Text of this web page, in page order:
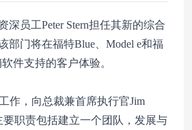
深员工Peter Stern担任其新的综合
部门将在福特Blue、Model e和福
件支持的客户体验。
作，向总裁兼首席执行官Jim
要职责包括建立一个团队，发展与